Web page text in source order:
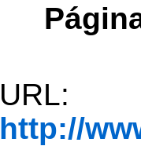
URL:
http://